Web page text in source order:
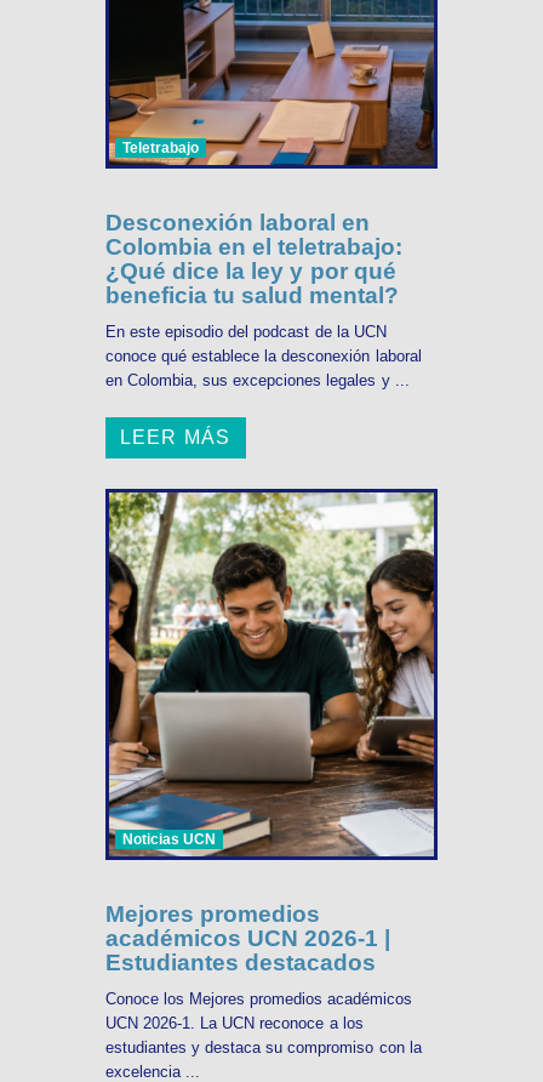
Teletrabajo
Desconexión laboral en
Colombia en el teletrabajo:
¿Qué dice la ley y por qué
beneficia tu salud mental?
En este episodio del podcast de la UCN
conoce qué establece la desconexión laboral
en Colombia, sus excepciones legales y ...
LEER MÁS
Noticias UCN
Mejores promedios
académicos UCN 2026-1 |
Estudiantes destacados
Conoce los Mejores promedios académicos
UCN 2026-1. La UCN reconoce a los
estudiantes y destaca su compromiso con la
excelencia ...